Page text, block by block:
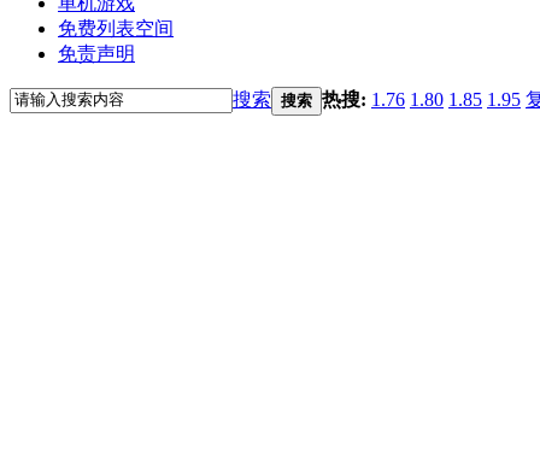
免费列表空间
免责声明
搜索 搜索 热搜: 1.76 1.80 1.85 1.95